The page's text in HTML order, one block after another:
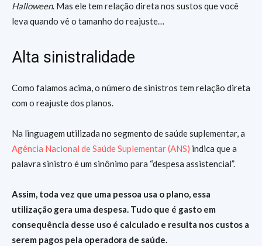
Halloween. Mas ele tem relação direta nos sustos que você
leva quando vê o tamanho do reajuste…
Alta sinistralidade
Como falamos acima, o número de sinistros tem relação direta
com o reajuste dos planos.
Na linguagem utilizada no segmento de saúde suplementar, a
Agência Nacional de Saúde Suplementar (ANS) indica que a
palavra sinistro é um sinônimo para “despesa assistencial”.
Assim, toda vez que uma pessoa usa o plano, essa
utilização gera uma despesa. Tudo que é gasto em
consequência desse uso é calculado e resulta nos custos a
serem pagos pela operadora de saúde.